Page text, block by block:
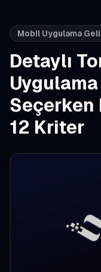
Mobil Uygulama
Detaylı
Seçerken
12 Kriter